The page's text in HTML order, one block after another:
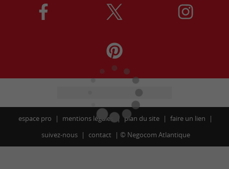
espace pro mentions légales plan du site
faire un lien
suivez-nous
contact © Negocom Atlantique